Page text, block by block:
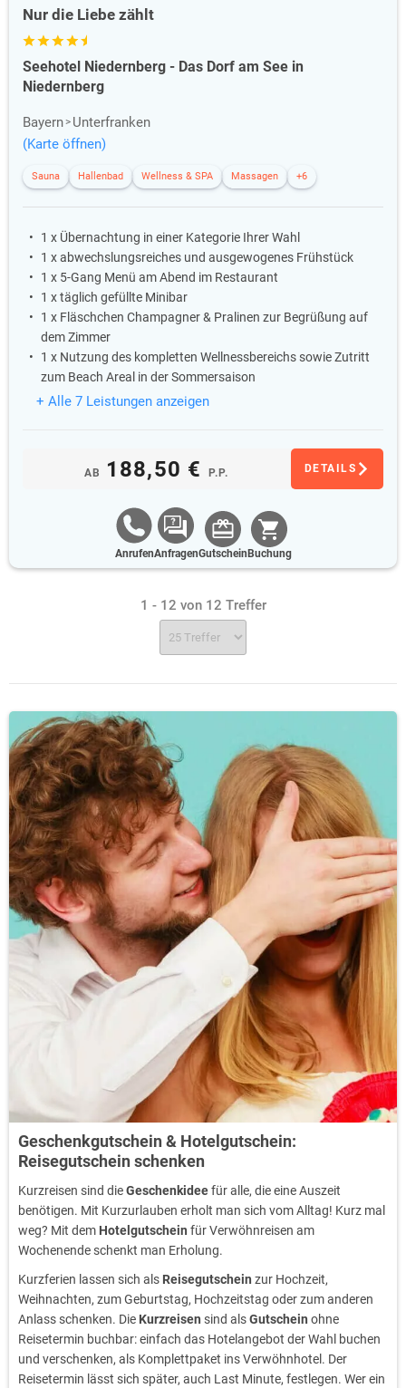
Nur die Liebe zählt
Seehotel Niedernberg - Das Dorf am See in
Niedernberg
Bayern
Unterfranken
(Karte öffnen)
Sauna Hallenbad Wellness & SPA Massagen +6
1 x Übernachtung in einer Kategorie Ihrer Wahl
1 x abwechslungsreiches und ausgewogenes Frühstück
1 x 5-Gang Menü am Abend im Restaurant
1 x täglich gefüllte Minibar
1 x Fläschchen Champagner & Pralinen zur Begrüßung auf
dem Zimmer
1 x Nutzung des kompletten Wellnessbereichs sowie Zutritt
zum Beach Areal in der Sommersaison
+ Alle 7 Leistungen anzeigen
AB 188,50 € P.P. DETAILS
AnrufenAnfragenGutschein Buchung
1 - 12 von 12 Treffer
Geschenkgutschein & Hotelgutschein:
Reisegutschein schenken
Kurzreisen sind dieGeschenkideefür alle, die eine Auszeit
benötigen. Mit Kurzurlauben erholt man sich vom Alltag! Kurz mal
weg? Mit dem Hotelgutschein für Verwöhnreisen am
Wochenende schenkt man Erholung.
Kurzferien lassen sich als Reisegutschein zur Hochzeit,
Weihnachten, zum Geburtstag, Hochzeitstag oder zum anderen
Anlass schenken. Die Kurzreisen sind alsGutschein ohne
Reisetermin buchbar: einfach das Hotelangebot der Wahl buchen
und verschenken, als Komplettpaket ins Verwöhnhotel. Der
Reisetermin lässt sich später, auch Last Minute, festlegen. Wer ein